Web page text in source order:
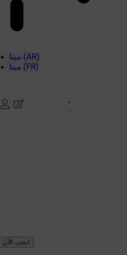
مينا (AR)
مينا (FR)